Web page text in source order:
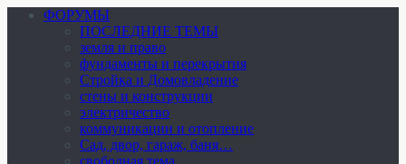
ФОРУМЫ
ПОСЛЕДНИЕ ТЕМЫ
земля и право
фундаменты и перекрытия
Стройка и Домовладение
стены и конструкции
электричество
коммуникации и отопление
Cад, двор, гараж, баня…
свободная тема